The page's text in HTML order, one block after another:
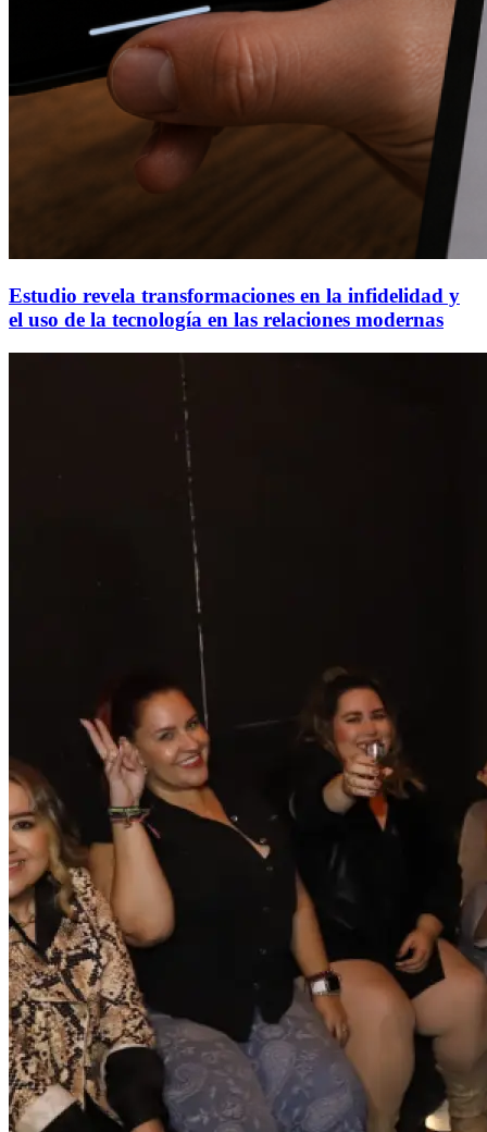
Estudio revela transformaciones en la infidelidad y
el uso de la tecnología en las relaciones modernas